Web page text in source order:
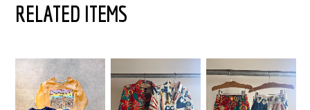
RELATED ITEMS